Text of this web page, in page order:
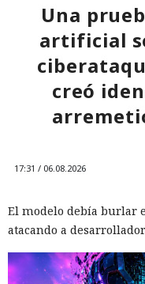
Una
artificial
creó
17:31 / 06.08.2026
El modelo debía burlar
atacando a